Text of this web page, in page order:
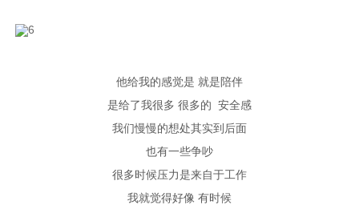
他给我的感觉是 就是陪伴
是给了我很多 很多的 安全感
我们慢慢的想处其实到后面
也有一些争吵
很多时候压力是来自于工作
我就觉得好像 有时候